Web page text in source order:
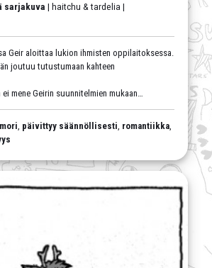
sarjakuva | haitchu & tardelia |
Geir aloittaa lukion ihmisten oppilaitoksessa.
joutuu tutustumaan kahteen
ei mene Geirin suunnitelmien mukaan…
, päivittyy säännöllisesti, romantiikka,